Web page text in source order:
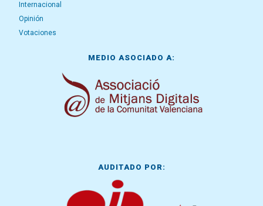
Internacional
Opinión
Votaciones
MEDIO ASOCIADO A:
AUDITADO POR: